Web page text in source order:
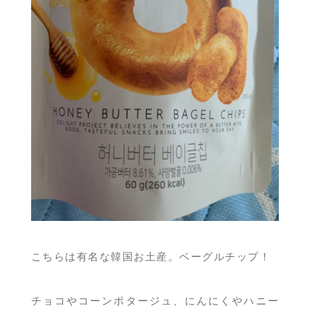
こちらは有名な韓国お土産。ベーグルチップ！
チョコやコーンポタージュ、にんにくやハニー